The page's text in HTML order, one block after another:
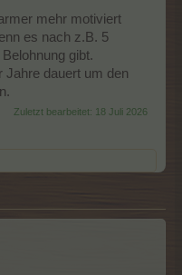
mehr motiviert
es nach z.B. 5
gibt.
Jahre dauert um den
Zuletzt bearbeitet: 18 Juli 2026